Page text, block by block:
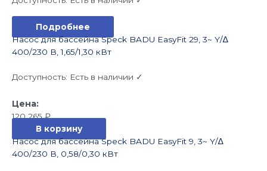
Подробнее
Насос для бассейна Speck BADU EasyFit 29, 3~ Y/∆
400/230 В, 1,65/1,30 кВт
Доступность: Есть в наличии ✓
120 265₽
В корзину
Насос для бассейна Speck BADU EasyFit 9, 3~ Y/∆
400/230 В, 0,58/0,30 кВт